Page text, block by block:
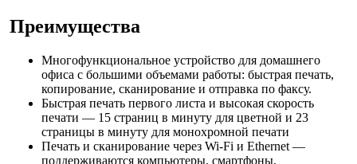
Преимущества
Многофункциональное устройство для домашнего
офиса с большими объемами работы: быстрая печать,
копирование, сканирование и отправка по факсу.
Быстрая печать первого листа и высокая скорость
печати — 15 страниц в минуту для цветной и 23
страницы в минуту для монохромной печати
Печать и сканирование через Wi-Fi и Ethernet —
поддерживаются компьютеры, смартфоны,